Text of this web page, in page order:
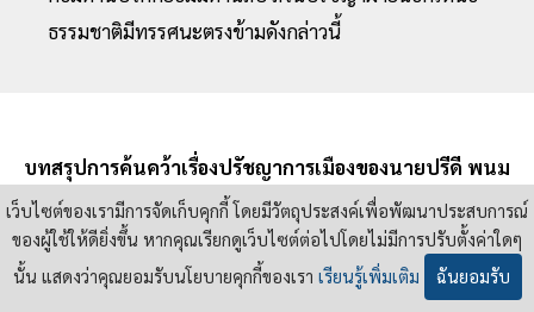
ธรรมชาติมีทรรศนะตรงข้ามดังกล่าวนี้
บทสรุปการค้นคว้าเรื่องปรัชญาการเมืองของนายปรีดี พนม
ยงค์ ช่วงทศวรรษ 2520 ดังกล่าวได้พบการขยับเคลื่อนทาง
ความคิดของนายปรีดีที่มีการเพิ่มเติมปรัชญาการเมืองตน
ตามบริบทของการต่างประเทศในช่วงสงคราม
เว็บไซต์ของเรามีการจัดเก็บคุกกี้ โดยมีวัตถุประสงค์เพื่อพัฒนาประสบการณ์
ของผู้ใช้ให้ดียิ่งขึ้น หากคุณเรียกดูเว็บไซต์ต่อไปโดยไม่มีการปรับตั้งค่าใดๆ
นั้น แสดงว่าคุณยอมรับนโยบายคุกกี้ของเรา เรียนรู้เพิ่มเติม ฉันยอมรับ